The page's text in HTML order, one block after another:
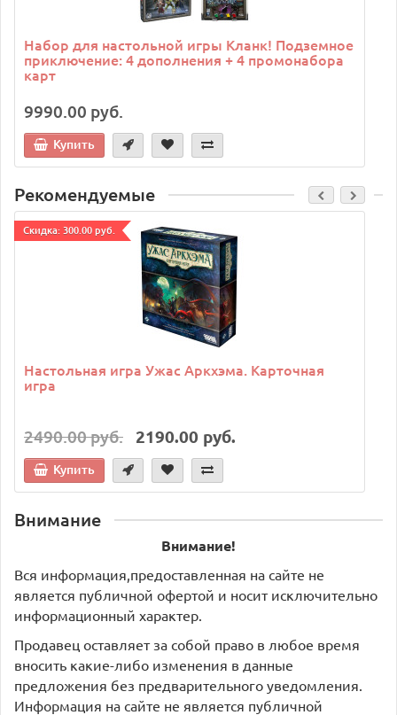
Набор для настольной игры Кланк! Подземное
приключение: 4 дополнения + 4 промонабора
карт
9990.00 руб.
Купить
Рекомендуемые
Cкидка: 300.00 руб.
Настольная игра Ужас Аркхэма. Карточная
игра
2490.00 руб. 2190.00 руб.
Купить
Внимание
Внимание!
Вся информация,предоставленная на сайте не
является публичной офертой и носит исключительно
информационный характер.
Продавец оставляет за собой право в любое время
вносить какие-либо изменения в данные
предложения без предварительного уведомления.
Информация на сайте не является публичной